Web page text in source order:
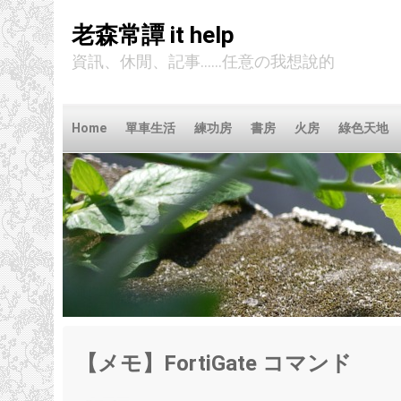
老森常譚 it help
資訊、休閒、記事......任意の我想說的
Home 單車生活 練功房 書房 火房 綠色天地
【メモ】FortiGate コマンド